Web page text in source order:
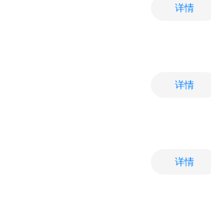
详情
详情
详情